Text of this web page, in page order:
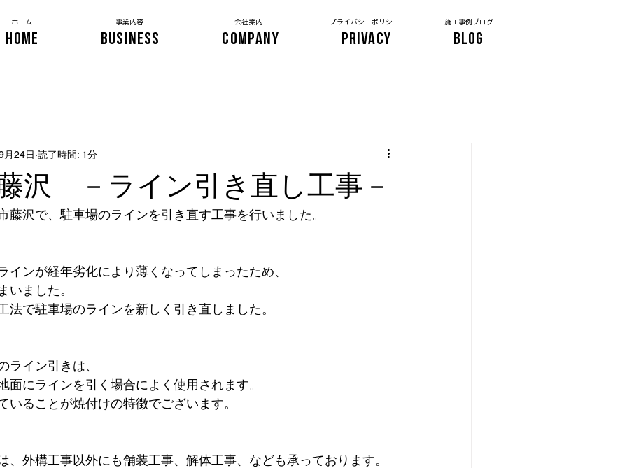
HOME BUSINESS COMPANY PRIVACY BLOG
​ホーム 事業内容 会社案内 プライバシーポリシー 施工事例ブログ
沢 －ライン引き直し工事－
月24日 読了時間: 1分
藤沢で、駐車場のラインを引き直す工事を行いました。
インが経年劣化により薄くなってしまったため、
いました。
法で駐車場のラインを新しく引き直しました。
ライン引きは、
面にラインを引く場合によく使用されます。
いることが焼付けの特徴でございます。
、外構工事以外にも舗装工事、解体工事、なども承っております。